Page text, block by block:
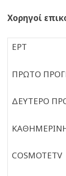
Χορηγοί
ΠΡΩΤΟ